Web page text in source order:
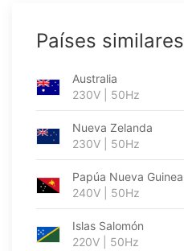
Países similares
Australia
230V | 50Hz
Nueva Zelanda
230V | 50Hz
Papúa Nueva Guinea
240V | 50Hz
Islas Salomón
220V | 50Hz